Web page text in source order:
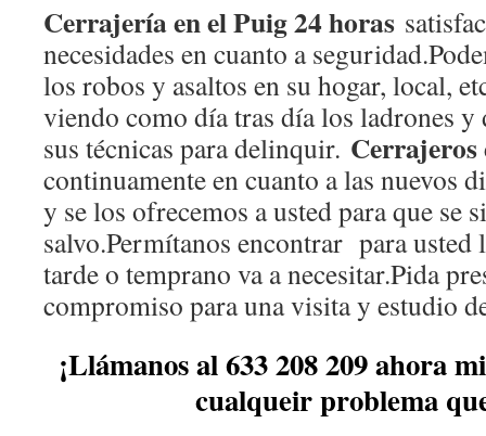
Cerrajería en el Puig 24 horas
necesidades en cuanto a
los robos y asaltos en su hogar, local,
viendo como día tras día los ladrones y
sus técnicas para delinquir. Cerrajeros
continuamente en cuanto a las nuevos
y se los ofrecemos a usted para que se
salvo.Permítanos encontrar para usted
tarde o temprano va a necesitar.Pida
compromiso para una visita y estudio
¡Llámanos al 633 208 209 ahora
cualqueir problema